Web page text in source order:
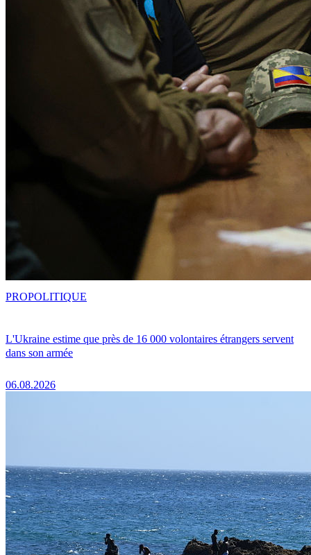
L'Ukraine estime que près de 16 000 volontaires étrangers servent
dans son armée
06.08.2026
PROPOLITIQUE